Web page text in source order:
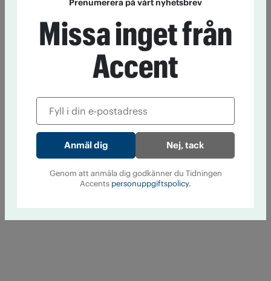
Missa inget från
Accent
Nej, tack
Genom att anmäla dig godkänner du Tidningen
Accents personuppgiftspolicy.